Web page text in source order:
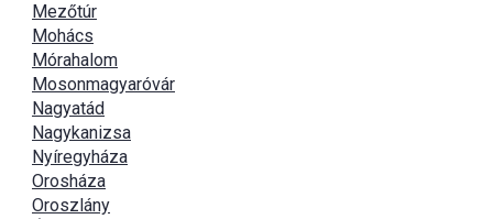
Mezőtúr
Mohács
Mórahalom
Mosonmagyaróvár
Nagyatád
Nagykanizsa
Nyíregyháza
Orosháza
Oroszlány